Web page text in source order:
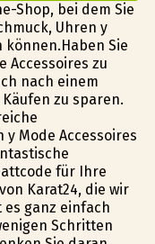
Shop, bei dem Sie
Uhren y
können.Haben Sie
Accessoires zu
nach einem
zu sparen.
Mode Accessoires
für Ihre
Karat24, die wir
es ganz einfach
Schritten